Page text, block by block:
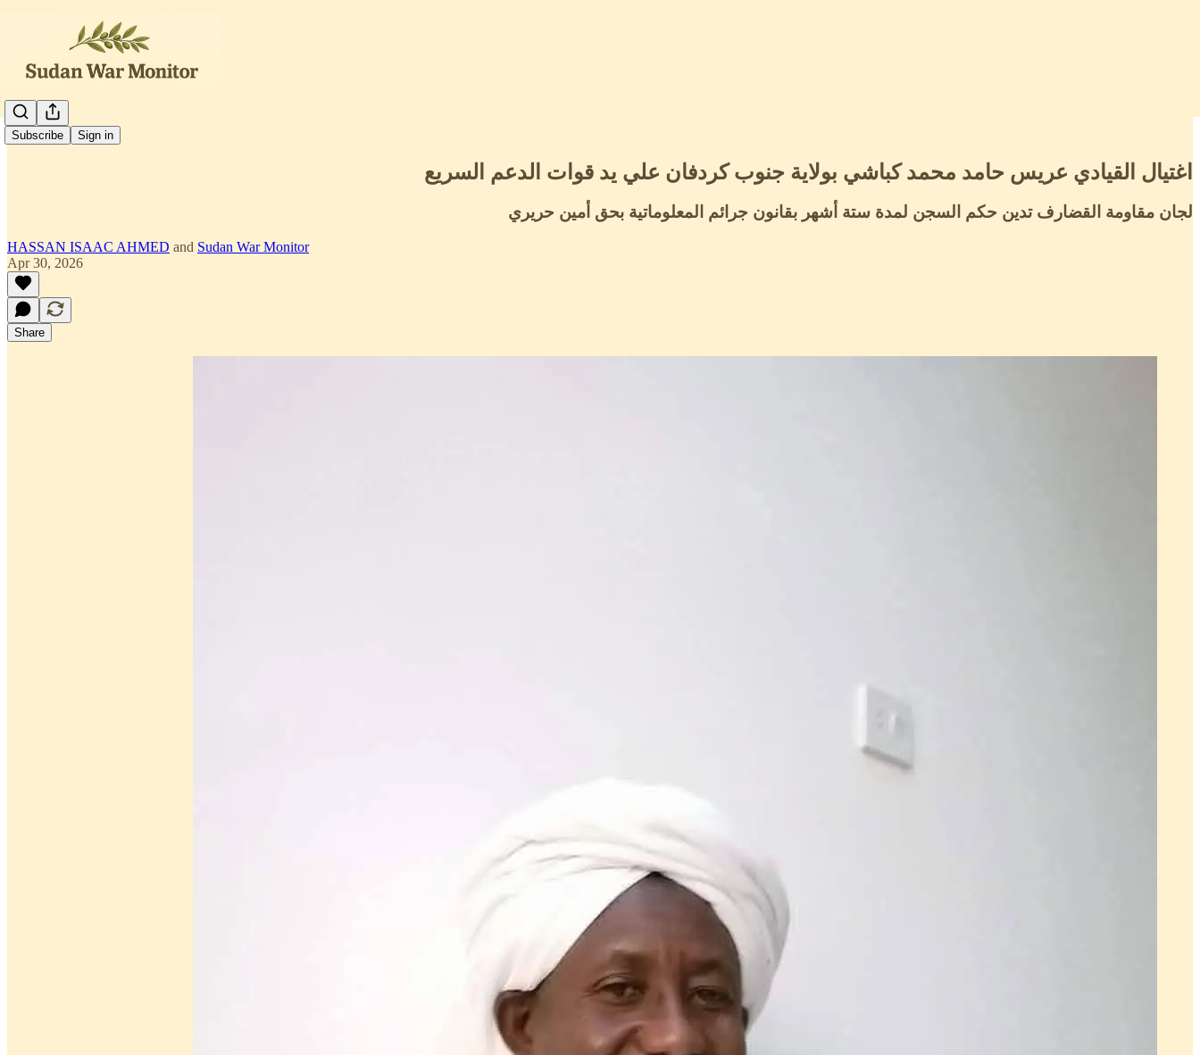
Subscribe Sign in العربية
اغتيال القيادي عريس حامد محمد كباشي بولاية جنوب كردفان علي يد قوات الدعم السريع
لجان مقاومة القضارف تدين حكم السجن لمدة ستة أشهر بقانون جرائم المعلوماتية بحق أمين حريري
HASSAN ISAAC AHMED and Sudan War Monitor
Apr 30, 2026
Share